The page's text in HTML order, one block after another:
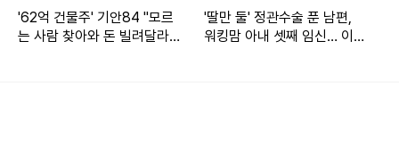
더불어 "MBC에 몸담았던 사람으로서 회사 측에서 현명한 방
법으로 진실을 밝혀주시길 기다린다"라고 덧붙였다.
'62억 건물주' 기안84 "모르
는 사람 찾아와 돈 빌려달라
'딸만 둘' 정관수술 푼 남편,
워킹맘 아내 셋째 임신… 이혼